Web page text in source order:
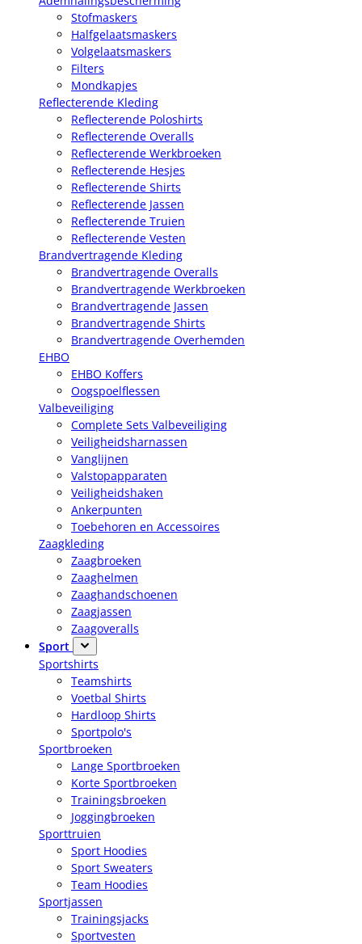
Stofmaskers
Halfgelaatsmaskers
Volgelaatsmaskers
Filters
Mondkapjes
Reflecterende Kleding
Reflecterende Poloshirts
Reflecterende Overalls
Reflecterende Werkbroeken
Reflecterende Hesjes
Reflecterende Shirts
Reflecterende Jassen
Reflecterende Truien
Reflecterende Vesten
Brandvertragende Kleding
Brandvertragende Overalls
Brandvertragende Werkbroeken
Brandvertragende Jassen
Brandvertragende Shirts
Brandvertragende Overhemden
EHBO
EHBO Koffers
Oogspoelflessen
Valbeveiliging
Complete Sets Valbeveiliging
Veiligheidsharnassen
Vanglijnen
Valstopapparaten
Veiligheidshaken
Ankerpunten
Toebehoren en Accessoires
Zaagkleding
Zaagbroeken
Zaaghelmen
Zaaghandschoenen
Zaagjassen
Zaagoveralls
Sport
Sportshirts
Teamshirts
Voetbal Shirts
Hardloop Shirts
Sportpolo's
Sportbroeken
Lange Sportbroeken
Korte Sportbroeken
Trainingsbroeken
Joggingbroeken
Sporttruien
Sport Hoodies
Sport Sweaters
Team Hoodies
Sportjassen
Trainingsjacks
Sportvesten